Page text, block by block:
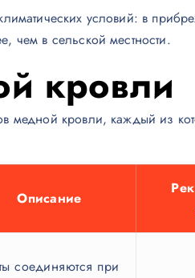
условий: в
чем в сельской местности.
кровли
медной кровли, каждый из
Описание
соединяются при